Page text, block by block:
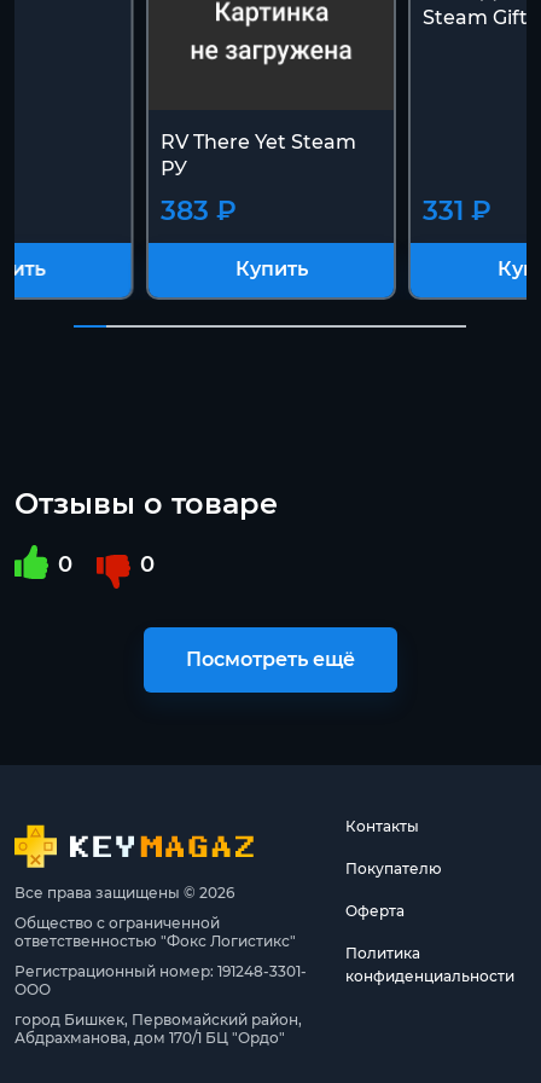
RV There Yet Steam
РУ
383 ₽
Купить
Steam Gift]
331 ₽
Отзывы о товаре
0 0
Посмотреть ещё
Все права защищены © 2026
Общество с ограниченной
ответственностью "Фокс Логистикс"
Регистрационный номер: 191248-3301-
ООО
город Бишкек, Первомайский район,
Абдрахманова, дом 170/1 БЦ "Ордо"
Контакты
Покупателю
Оферта
Политика
конфиденциальности